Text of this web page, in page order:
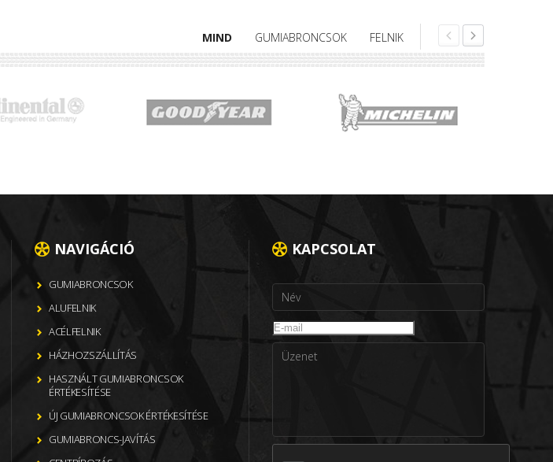
MIND GUMIABRONCSOK FELNIK
NAVIGÁCIÓ
GUMIABRONCSOK
ALUFELNIK
ACÉLFELNIK
HÁZHOZSZÁLLÍTÁS
HASZNÁLT GUMIABRONCSOK
ÉRTÉKESÍTÉSE
ÚJ GUMIABRONCSOK ÉRTÉKESÍTÉSE
GUMIABRONCS-JAVÍTÁS
KAPCSOLAT